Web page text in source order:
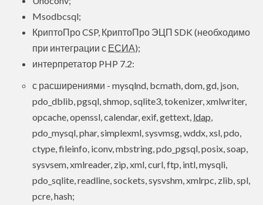
Msodbcsql;
КриптоПро CSP, КриптоПро ЭЦП SDK (необходимо
при интеграции с ЕСИА);
интерпретатор PHP 7.2:
с расширениями - mysqlnd, bcmath, dom, gd, json,
pdo_dblib, pgsql, shmop, sqlite3, tokenizer, xmlwriter,
opcache, openssl, calendar, exif, gettext, ldap
pdo_mysql, phar, simplexml, sysvmsg, wddx, xsl, pdo,
ctype, fileinfo, iconv, mbstring, pdo_pgsql, posix, soap,
sysvsem, xmlreader, zip, xml, curl, ftp, intl, mysqli,
pdo_sqlite, readline, sockets, sysvshm, xmlrpc, zlib, spl,
pcre, hash;